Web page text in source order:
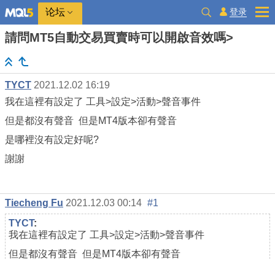
论坛 登录
請問MT5自動交易買賣時可以開啟音效嗎>
TYCT 2021.12.02 16:19
我在這裡有設定了 工具>設定>活動>聲音事件
但是都沒有聲音 但是MT4版本卻有聲音
是哪裡沒有設定好呢?
謝謝
Tiecheng Fu 2021.12.03 00:14 #1
TYCT:
我在這裡有設定了 工具>設定>活動>聲音事件
但是都沒有聲音 但是MT4版本卻有聲音